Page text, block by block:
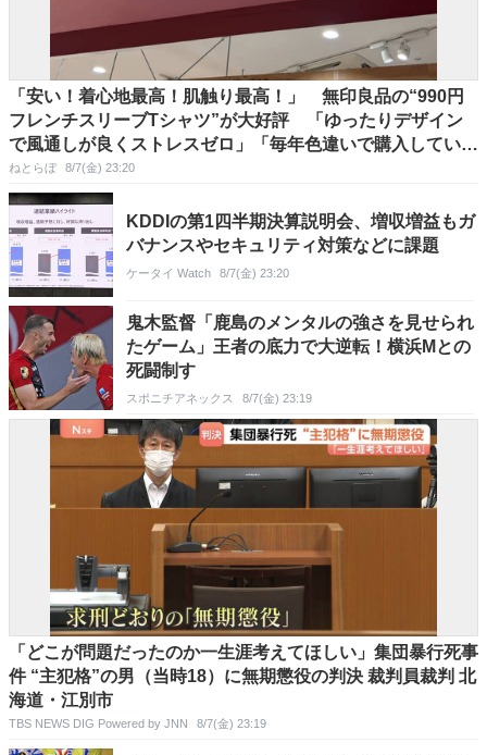
「安い！着心地最高！肌触り最高！」 無印良品の“990円
フレンチスリーブTシャツ”が大好評 「ゆったりデザイン
で風通しが良くストレスゼロ」「毎年色違いで購入している
ぐらいお気に入り」
ねとらぼ 8/7(金) 23:20
KDDIの第1四半期決算説明会、増収増益もガ
バナンスやセキュリティ対策などに課題
ケータイ Watch 8/7(金) 23:20
鬼木監督「鹿島のメンタルの強さを見せられ
たゲーム」王者の底力で大逆転！横浜Mとの
死闘制す
スポニチアネックス 8/7(金) 23:19
「どこが問題だったのか一生涯考えてほしい」集団暴行死事
件 “主犯格”の男（当時18）に無期懲役の判決 裁判員裁判 北
海道・江別市
TBS NEWS DIG Powered by JNN 8/7(金) 23:19